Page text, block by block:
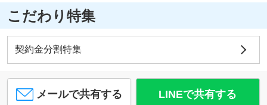
こだわり特集
契約金分割特集
メールで共有する LINEで共有する